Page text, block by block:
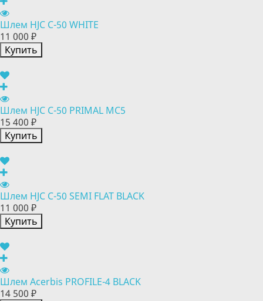
Шлем HJC C-50 WHITE
11 000 ₽
Купить
Шлем HJC C-50 PRIMAL MC5
15 400 ₽
Купить
Шлем HJC C-50 SEMI FLAT BLACK
11 000 ₽
Купить
Шлем Acerbis PROFILE-4 BLACK
14 500 ₽